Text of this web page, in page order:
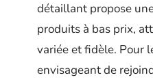
détaillant propose
produits à bas prix,
variée et fidèle. Pour
envisageant de